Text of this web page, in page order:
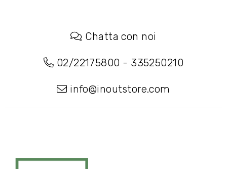
Chatta con noi
02/22175800 - 335250210
info@inoutstore.com